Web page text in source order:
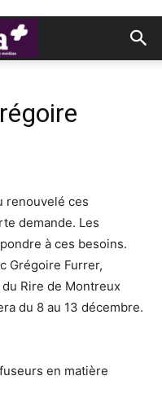
renouvelé ces
demande. Les
à ces besoins.
Grégoire Furrer,
Rire de Montreux
du 8 au 13 décembre.
en matière